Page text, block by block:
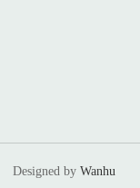
Designed byWanhu